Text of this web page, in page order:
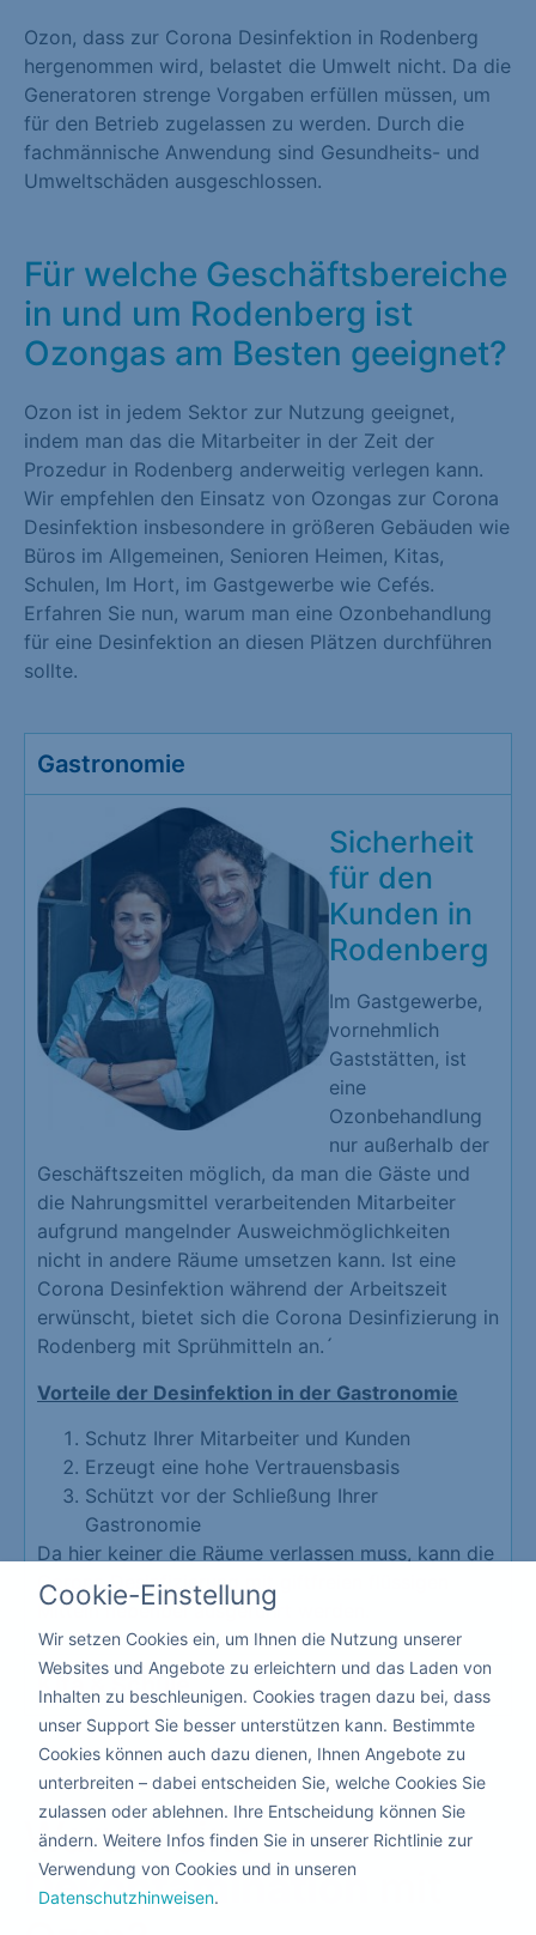
Ozon, dass zur Corona Desinfektion in Rodenberg
hergenommen wird, belastet die Umwelt nicht. Da die
Generatoren strenge Vorgaben erfüllen müssen, um
für den Betrieb zugelassen zu werden. Durch die
fachmännische Anwendung sind Gesundheits- und
Umweltschäden ausgeschlossen.
Für welche Geschäftsbereiche
in und um Rodenberg ist
Ozongas am Besten geeignet?
Ozon ist in jedem Sektor zur Nutzung geeignet,
indem man das die Mitarbeiter in der Zeit der
Prozedur in Rodenberg anderweitig verlegen kann.
Wir empfehlen den Einsatz von Ozongas zur Corona
Desinfektion insbesondere in größeren Gebäuden wie
Büros im Allgemeinen, Senioren Heimen, Kitas,
Schulen, Im Hort, im Gastgewerbe wie Cefés.
Erfahren Sie nun, warum man eine Ozonbehandlung
für eine Desinfektion an diesen Plätzen durchführen
sollte.
Gastronomie
Sicherheit
für den
Kunden in
Rodenberg
Im Gastgewerbe,
vornehmlich
Gaststätten, ist
eine
Ozonbehandlung
nur außerhalb der
Geschäftszeiten möglich, da man die Gäste und
die Nahrungsmittel verarbeitenden Mitarbeiter
aufgrund mangelnder Ausweichmöglichkeiten
nicht in andere Räume umsetzen kann. Ist eine
Corona Desinfektion während der Arbeitszeit
erwünscht, bietet sich die Corona Desinfizierung in
Rodenberg mit Sprühmitteln an.´
Vorteile der Desinfektion in der Gastronomie
Schutz Ihrer Mitarbeiter und Kunden
Erzeugt eine hohe Vertrauensbasis
Schützt vor der Schließung Ihrer
Gastronomie
Da hier keiner die Räume verlassen muss, kann die
Corona Desinfizierung mit giftfreien flüssigen
Mitteln nebenbei ausgeführt werden.
Kita & Schule
Warum eine
Dekontamination
Cookie-Einstellung
Wir setzen Cookies ein, um Ihnen die Nutzung unserer
Websites und Angebote zu erleichtern und das Laden von
Inhalten zu beschleunigen. Cookies tragen dazu bei, dass
unser Support Sie besser unterstützen kann. Bestimmte
Cookies können auch dazu dienen, Ihnen Angebote zu
unterbreiten – dabei entscheiden Sie, welche Cookies Sie
zulassen oder ablehnen. Ihre Entscheidung können Sie
ändern. Weitere Infos finden Sie in unserer Richtlinie zur
Verwendung von Cookies und in unseren
Datenschutzhinweisen.